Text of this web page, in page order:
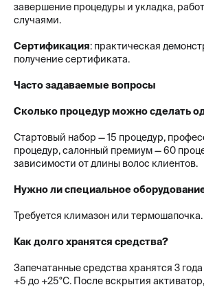
завершение процедуры и укладка,
случаями.
Сертификация: практическая
получение сертификата.
Часто задаваемые вопросы
Сколько процедур можно сделать
Стартовый набор — 15 процедур,
процедур, салонный премиум — 60
зависимости от длины волос клиентов.
Нужно ли специальное
Требуется климазон или
Как долго хранятся средства?
Запечатанные средства хранятся 3
+5 до +25°C. После вскрытия